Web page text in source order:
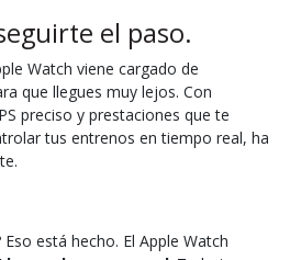
el paso.
Watch viene cargado de
que llegues muy lejos. Con
preciso y prestaciones que te
tus entrenos en tiempo real, ha
está hecho. El Apple Watch